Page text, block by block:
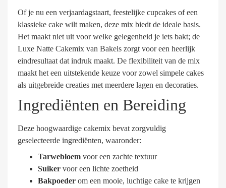
Of je nu een verjaardagstaart, feestelijke cupcakes of een
klassieke cake wilt maken, deze mix biedt de ideale basis.
Het maakt niet uit voor welke gelegenheid je iets bakt; de
Luxe Natte Cakemix van Bakels zorgt voor een heerlijk
eindresultaat dat indruk maakt. De flexibiliteit van de mix
maakt het een uitstekende keuze voor zowel simpele cakes
als uitgebreide creaties met meerdere lagen en decoraties.
Ingrediënten en Bereiding
Deze hoogwaardige cakemix bevat zorgvuldig
geselecteerde ingrediënten, waaronder:
Tarwebloem voor een zachte textuur
Suiker voor een lichte zoetheid
Bakpoeder om een mooie, luchtige cake te krijgen